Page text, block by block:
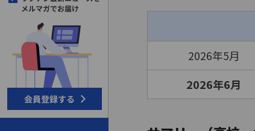
2026年5月
2026年6月